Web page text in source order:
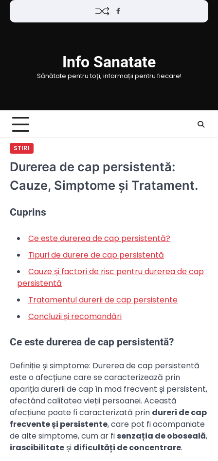
Skip
Facebook
Info Sanatate
Sănătate pentru toți, informații pentru fiecare!
STIRI
Durerea de cap persistentă:
Cauze, Simptome și Tratament.
Cuprins
Ce este durerea de cap persistentă?
Tipuri de durere de cap persistentă
Cauze și factori de risc pentru durerea de cap
persistentă
Tratamentul durerii de cap persistente
Concluzii și recomandări
Ce este durerea de cap persistentă?
Definiție și simptome: Durerea de cap persistentă
este o afecțiune care se caracterizează prin
apariția durerii de cap în mod frecvent și persistent,
afectând calitatea vieții persoanei. Această
afecțiune poate fi caracterizată prin dureri de cap
frecvente și persistente, care pot fi acompaniate
de alte simptome, cum ar fi senzația de oboseală,
irascibilitate și dificultăți de concentrare.